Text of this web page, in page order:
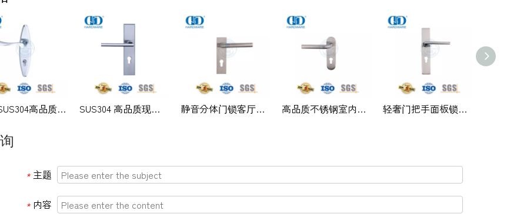
经典SUS304高品质现代外门实心拉手杆带背板-DDLP002 SUS304 高品质现代办公室门带板执手-DDLP001 静音分体门锁客厅木门把手带矩形板 -DDTP009 高品质不锈钢室内执手带板金属门-DDTP008 轻奢门把手面板锁家用入户门把手-DDTP007
* 主题
* 内容